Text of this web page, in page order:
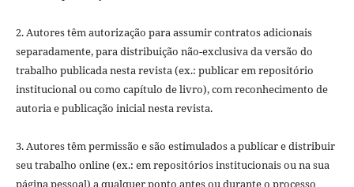
2. Autores têm autorização para assumir contratos adicionais
separadamente, para distribuição não-exclusiva da versão do
trabalho publicada nesta revista (ex.: publicar em repositório
institucional ou como capítulo de livro), com reconhecimento de
autoria e publicação inicial nesta revista.
3. Autores têm permissão e são estimulados a publicar e distribuir
seu trabalho online (ex.: em repositórios institucionais ou na sua
página pessoal) a qualquer ponto antes ou durante o processo